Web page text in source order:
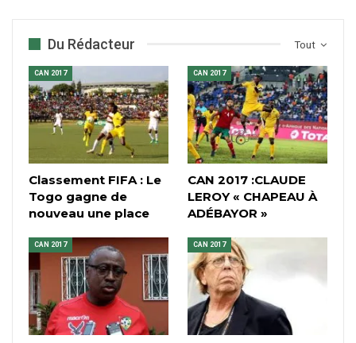
Tout
Du Rédacteur
CAN 2017
Classement FIFA : Le
Togo gagne de
nouveau une place
CAN 2017
CAN 2017 :CLAUDE
LEROY « CHAPEAU À
ADÉBAYOR »
CAN 2017 CAN 2017